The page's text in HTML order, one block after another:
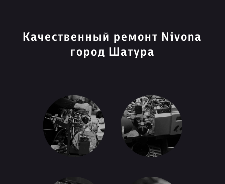
Качественный ремонт Nivona
город Шатура